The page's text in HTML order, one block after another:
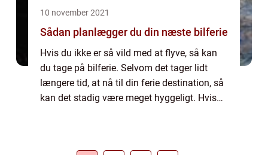
10 november 2021
Sådan planlægger du din næste bilferie
Hvis du ikke er så vild med at flyve, så kan
du tage på bilferie. Selvom det tager lidt
længere tid, at nå til din ferie destination, så
kan det stadig være meget hyggeligt. Hvis